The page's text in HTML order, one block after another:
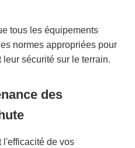
tous les équipements
normes appropriées pour
sécurité sur le terrain.
des
l'efficacité de vos